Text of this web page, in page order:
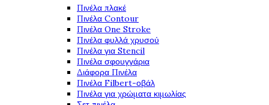
Πινέλα πλακέ
Πινέλα Contour
Πινέλα One Stroke
Πινέλα φυλλά χρυσού
Πινέλα για Stencil
Πινέλα σφουγγάρια
Διάφορα Πινέλα
Πινέλα Filbert-οβάλ
Πινέλα για χρώματα κιμωλίας